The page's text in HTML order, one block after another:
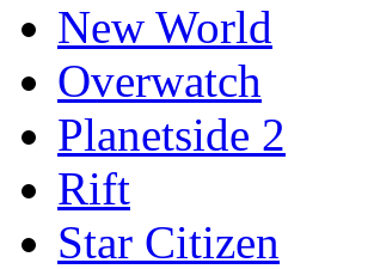
New World
Overwatch
Planetside 2
Rift
Star Citizen